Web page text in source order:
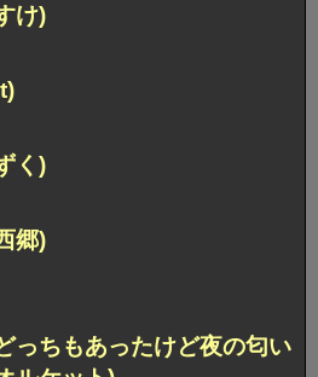
け)
く)
郷)
っちもあったけど夜の匂い